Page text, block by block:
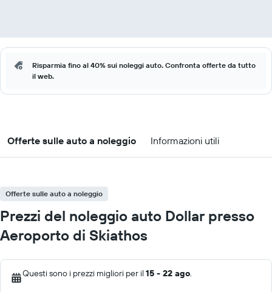
Risparmia fino al 40% sui noleggi auto. Confronta offerte da tutto
il web.
Offerte sulle auto a noleggio Informazioni utili
Offerte sulle auto a noleggio
Prezzi del noleggio auto Dollar presso
Aeroporto di Skiathos
Questi sono i prezzi migliori per il 15 - 22 ago.